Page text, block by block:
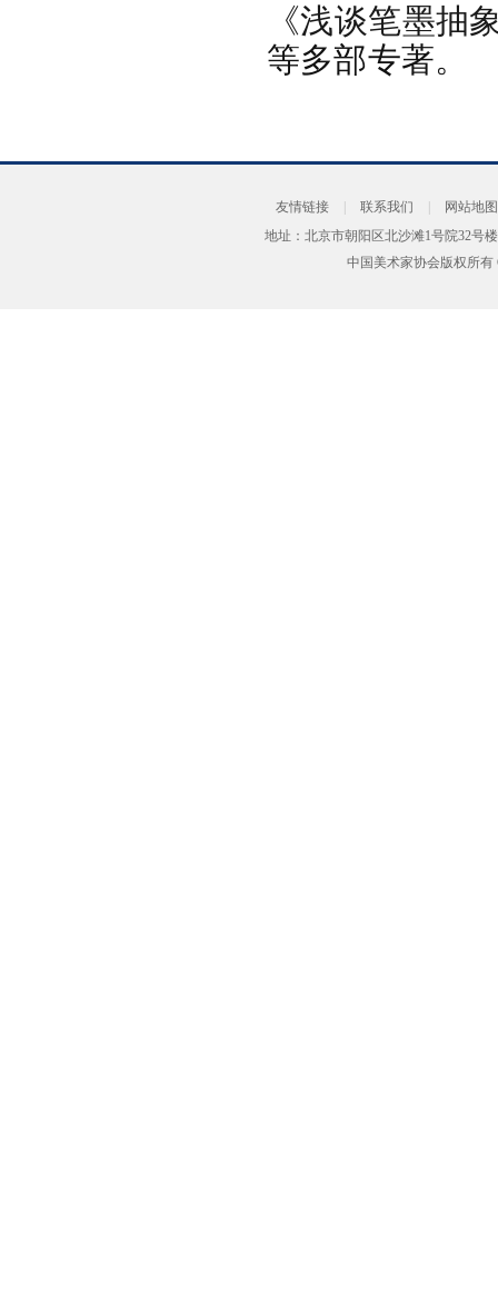
《浅谈笔墨抽
等多部专著。
友情链接 联系我们
网站地图
地址：北京市朝阳区北沙滩1号院32号
中国美术家协会版权所有